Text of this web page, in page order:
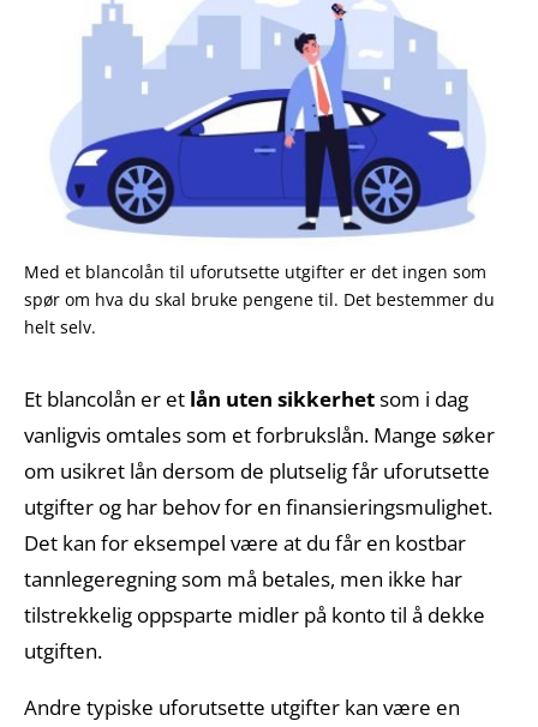
Med et blancolån til uforutsette utgifter er det ingen som
spør om hva du skal bruke pengene til. Det bestemmer du
helt selv.
Et blancolån er et lån uten sikkerhetsom i dag
vanligvis omtales som et forbrukslån. Mange søker
om usikret lån dersom de plutselig får uforutsette
utgifter og har behov for en finansieringsmulighet.
Det kan for eksempel være at du får en kostbar
tannlegeregning som må betales, men ikke har
tilstrekkelig oppsparte midler på konto til å dekke
utgiften.
Andre typiske uforutsette utgifter kan være en